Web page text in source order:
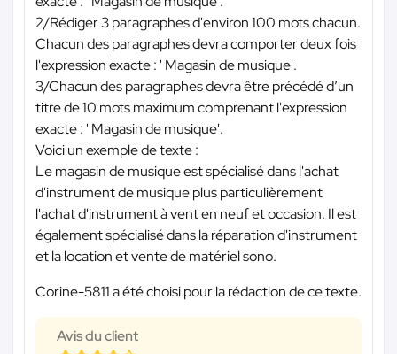
2/Rédiger 3 paragraphes d'environ 100 mots chacun.
Chacun des paragraphes devra comporter deux fois
l'expression exacte : ' Magasin de musique'.
3/Chacun des paragraphes devra être précédé d’un
titre de 10 mots maximum comprenant l'expression
exacte : ' Magasin de musique'.
Voici un exemple de texte :
Le magasin de musique est spécialisé dans l'achat
d'instrument de musique plus particulièrement
l'achat d'instrument à vent en neuf et occasion. Il est
également spécialisé dans la réparation d'instrument
et la location et vente de matériel sono.
Corine-5811 a été choisi pour la rédaction de ce texte.
Avis du client